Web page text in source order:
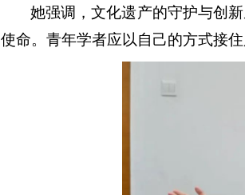
她强调，文化遗产的守护与创
使命。青年学者应以自己的方式接